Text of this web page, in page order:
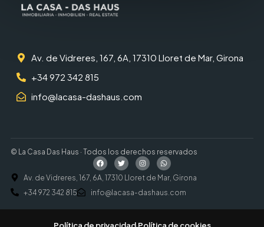
Av. de Vidreres, 167, 6A, 17310 Lloret de Mar, Girona
+34 972 342 815
info@lacasa-dashaus.com
© La Casa Das Haus · Todos los derechos reservados
Av. de Vidreres, 167, 6A, 17310 Lloret de Mar, Girona
+34 972 342 815
info@lacasa-dashaus.com